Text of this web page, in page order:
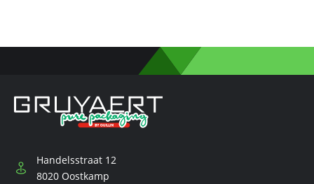
Handelsstraat 12
8020 Oostkamp